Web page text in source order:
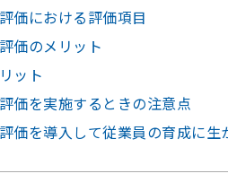
価における評価項目
価のメリット
ット
価を実施するときの注意点
価を導入して従業員の育成に生